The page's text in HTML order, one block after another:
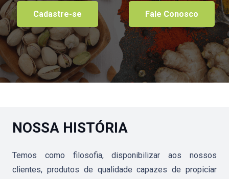
Cadastre-se Fale Conosco
NOSSA HISTÓRIA
Temos como filosofia, disponibilizar aos nossos
clientes, produtos de qualidade capazes de propiciar